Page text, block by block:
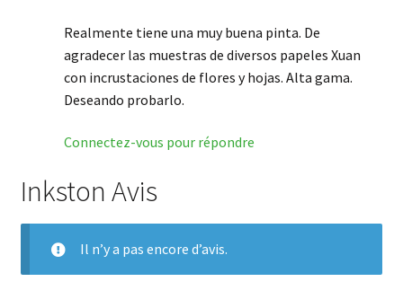
Realmente tiene una muy buena pinta. De
agradecer las muestras de diversos papeles Xuan
con incrustaciones de flores y hojas. Alta gama.
Deseando probarlo.
Connectez-vous pour répondre
Inkston Avis
Il n’y a pas encore d’avis.